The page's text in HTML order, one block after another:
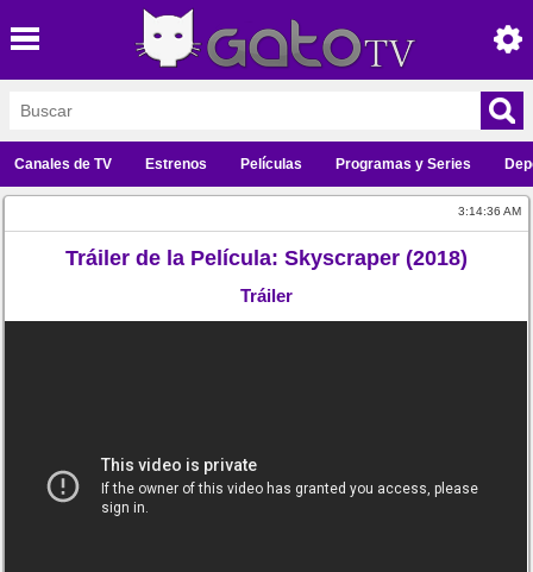
Canales de TV Estrenos Películas Programas y Series
3:14:36 AM
Tráiler de la Película: Skyscraper (2018)
Tráiler